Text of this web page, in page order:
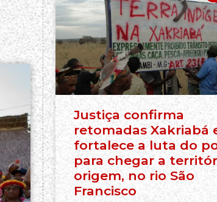
Justiça confirma
retomadas Xakriabá
fortalece a luta do
para chegar a
origem, no rio São
Francisco